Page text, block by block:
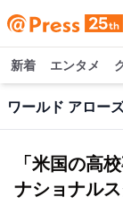
新着 エンタメ
「米国の高
ナショナル